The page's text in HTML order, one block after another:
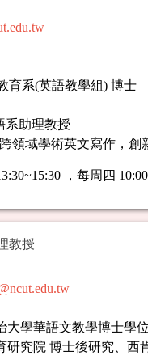
育系(英語教學組) 博士
系助理教授
領域學術英文寫作，創
，每周四
教授
大學華語文教學博士學
研究院 博士後研究、西